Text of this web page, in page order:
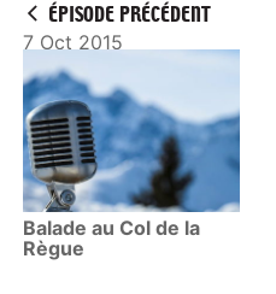
ÉPISODE PRÉCÉDENT
7 Oct 2015
Balade au Col de la
Règue